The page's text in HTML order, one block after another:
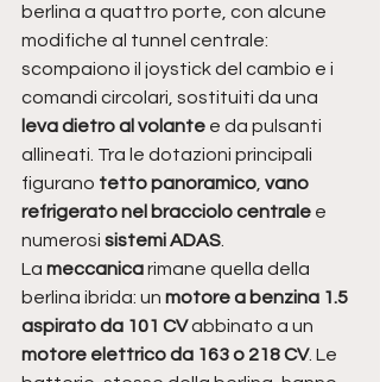
berlina a quattro porte, con alcune
modifiche al tunnel centrale:
scompaiono il joystick del cambio e i
comandi circolari, sostituiti da una
leva dietro al volante e da pulsanti
allineati. Tra le dotazioni principali
figurano tetto panoramico vano
refrigerato nel bracciolo centrale e
numerosi sistemi ADAS
La meccanica rimane quella della
berlina ibrida: un motore a benzina 1.5
aspirato da 101 CV abbinato a un
motore elettrico da 163 o 218 CV. Le